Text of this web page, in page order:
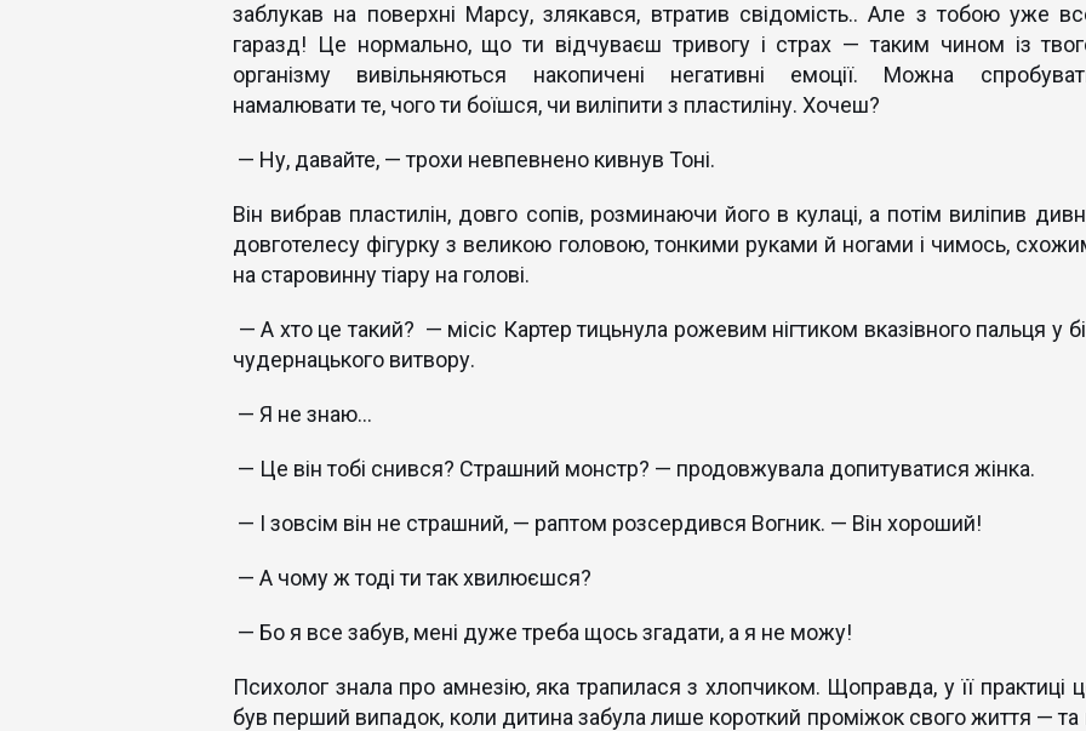
заблукав на поверхні Марсу, злякався, втратив свідомість.. Але з тобою уже
гаразд! Це нормально, що ти відчуваєш тривогу і страх — таким чином із
організму вивільняються накопичені негативні емоції. Можна
намалювати те, чого ти боїшся, чи виліпити з пластиліну. Хочеш?
— Ну, давайте, — трохи невпевнено кивнув Тоні.
Він вибрав пластилін, довго сопів, розминаючи його в кулаці, а потім виліпив
довготелесу фігурку з великою головою, тонкими руками й ногами і чимось,
на старовинну тіару на голові.
— А хто це такий? — місіс Картер тицьнула рожевим нігтиком вказівного пальця у
чудернацького витвору.
— Я не знаю…
— Це він тобі снився? Страшний монстр? — продовжувала допитуватися жінка.
— І зовсім він не страшний, — раптом розсердився Вогник. — Він хороший!
— А чому ж тоді ти так хвилюєшся?
— Бо я все забув, мені дуже треба щось згадати, а я не можу!
Психолог знала про амнезію, яка трапилася з хлопчиком. Щоправда, у її практиці
був перший випадок, коли дитина забула лише короткий проміжок свого життя — та